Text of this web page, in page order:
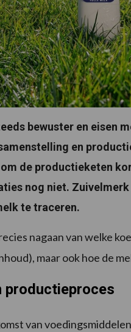
bewuster en eisen
en
om de productieketen
nog niet.
te traceren.
nagaan van welke
maar ook hoe de
productieproces
van